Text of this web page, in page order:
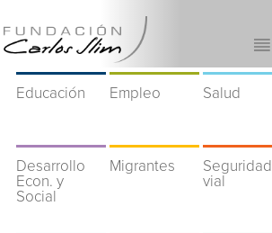
Educación Empleo Salud
Desarrollo
Econ. y
Social
Migrantes
Seguridad
vial